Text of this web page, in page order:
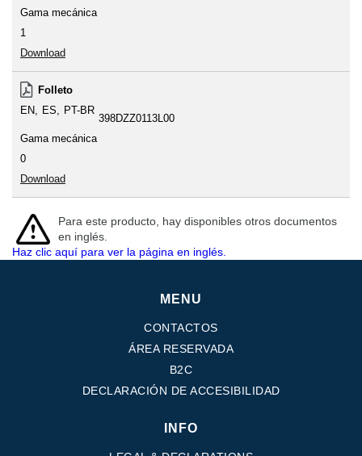
Gama mecánica
1
Download
Folleto
EN
ES PT-BR
398DZZ0113L00
Gama mecánica
0
Download
Para este producto, hay disponibles otros documentos
en inglés.
Haz clic aquí para ver la página en inglés.
MENU
CONTACTOS
ÁREA RESERVADA
B2C
DECLARACIÓN DE ACCESIBILIDAD
INFO